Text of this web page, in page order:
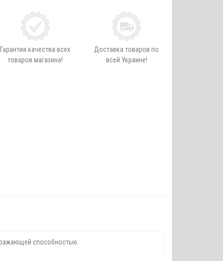
Гарантия качества всех
товаров магазина!
Доставка товаров по
всей Украине!
способностью.